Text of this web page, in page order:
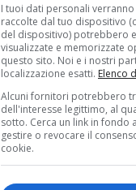
I tuoi dati personali
raccolte dal tuo dispositivo
del dispositivo) potrebbero
visualizzate e memorizzate
questo sito. Noi e i nostri
localizzazione esatti. Elenco
Alcuni fornitori potrebbero
dell'interesse legittimo, al
sotto. Cerca un link in fondo
gestire o revocare il
cookie.